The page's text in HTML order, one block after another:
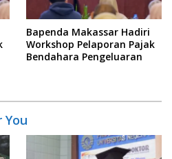
Bapenda Makassar Hadiri
Workshop Pelaporan Pajak
Bendahara Pengeluaran